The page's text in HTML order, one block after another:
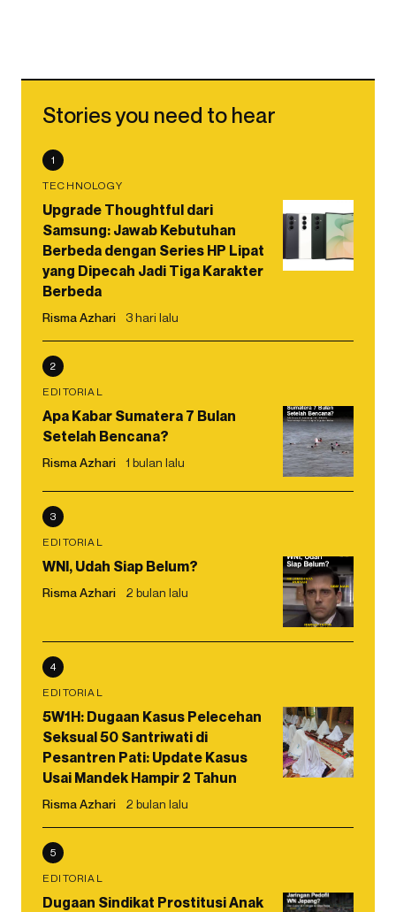
Stories you need to hear
1
TECHNOLOGY
Upgrade Thoughtful dari
Samsung: Jawab Kebutuhan
Berbeda dengan Series HP Lipat
yang Dipecah Jadi Tiga Karakter
Berbeda
Risma Azhari 3 hari lalu
2
EDITORIAL
Apa Kabar Sumatera 7 Bulan
Setelah Bencana?
Risma Azhari 1 bulan lalu
3
EDITORIAL
WNI, Udah Siap Belum?
Risma Azhari 2 bulan lalu
4
EDITORIAL
5W1H: Dugaan Kasus Pelecehan
Seksual 50 Santriwati di
Pesantren Pati: Update Kasus
Usai Mandek Hampir 2 Tahun
Risma Azhari 2 bulan lalu
5
EDITORIAL
Dugaan Sindikat Prostitusi Anak